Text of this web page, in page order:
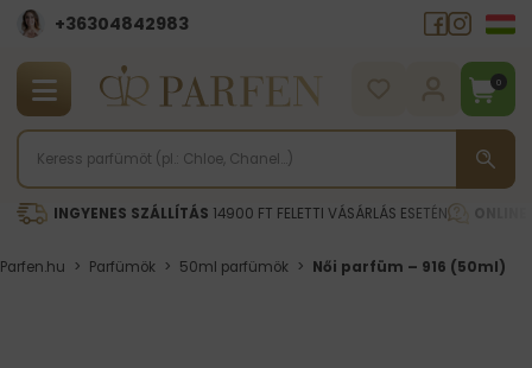
+36304842983
0
INGYENES SZÁLLÍTÁS 14900 FT FELETTI VÁSÁRLÁS ESETÉN
Parfen.hu > Parfümök > 50ml parfümök > Női parfüm – 916 (50ml)